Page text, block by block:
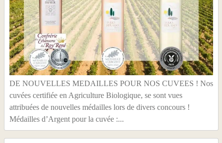
DE NOUVELLES MEDAILLES POUR NOS CUVEES ! Nos
cuvées certifiée en Agriculture Biologique, se sont vues
attribuées de nouvelles médailles lors de divers concours !
Médailles d’Argent pour la cuvée :...